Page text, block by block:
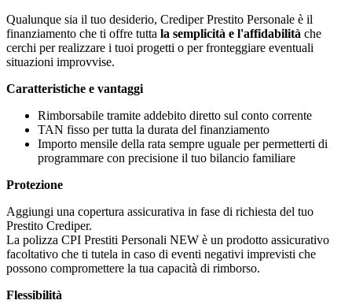
Qualunque sia il tuo desiderio, Crediper Prestito Personale è il
finanziamento che ti offre tutta la semplicità e l'affidabilità che
cerchi per realizzare i tuoi progetti o per fronteggiare eventuali
situazioni improvvise.
Caratteristiche e vantaggi
Rimborsabile tramite addebito diretto sul conto corrente
TAN fisso per tutta la durata del finanziamento
Importo mensile della rata sempre uguale per permetterti di
programmare con precisione il tuo bilancio familiare
Protezione
Aggiungi una copertura assicurativa in fase di richiesta del tuo
Prestito Crediper.
La polizza CPI Prestiti Personali NEW è un prodotto assicurativo
facoltativo che ti tutela in caso di eventi negativi imprevisti che
possono compromettere la tua capacità di rimborso.
Flessibilità